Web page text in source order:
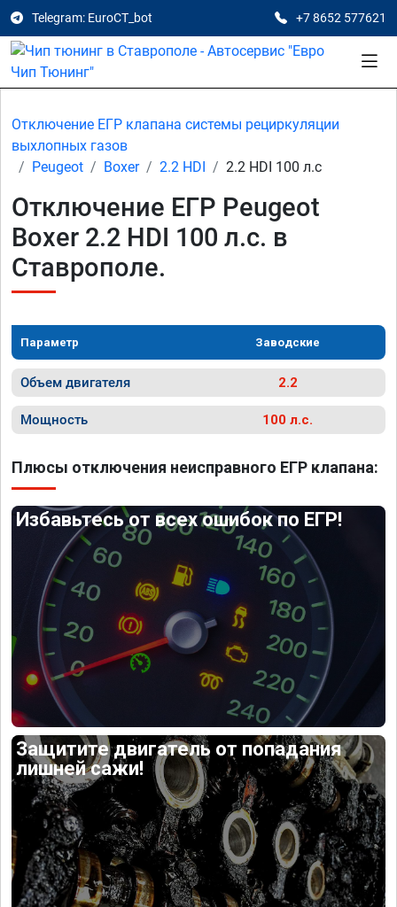
Telegram: EuroCT_bot +7 8652 577621
Отключение ЕГР клапана системы рециркуляции
выхлопных газов
Peugeot
Boxer 2.2 HDI 2.2 HDI 100 л.с
Отключение ЕГР Peugeot
Boxer 2.2 HDI 100 л.с. в
Ставрополе.
Параметр Заводские
Объем двигателя 2.2
Мощность 100 л.с.
Плюсы отключения неисправного ЕГР клапана:
Избавьтесь от всех ошибок по ЕГР!
Защитите двигатель от попадания
лишней сажи!